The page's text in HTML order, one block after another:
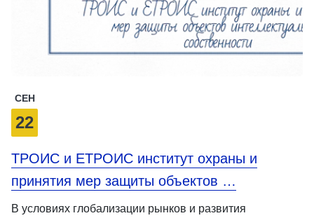
СЕН
22
ТРОИС и ЕТРОИС институт охраны и
принятия мер защиты объектов …
В условиях глобализации рынков и развития